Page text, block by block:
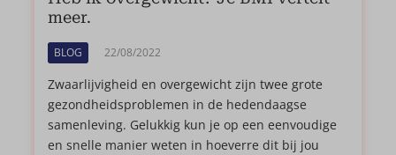
meer.
BLOG 22/08/2022
Zwaarlijvigheid en overgewicht zijn twee grote
gezondheidsproblemen in de hedendaagse
samenleving. Gelukkig kun je op een eenvoudige
en snelle manier weten in hoeverre dit bij jou